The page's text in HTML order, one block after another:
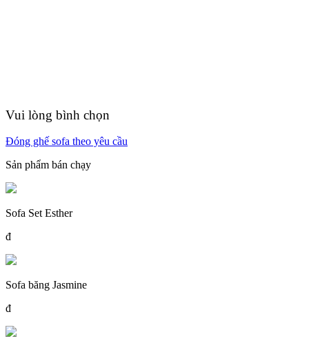
Vui lòng bình chọn
Đóng ghế sofa theo yêu cầu
Sản phẩm bán chạy
Sofa Set Esther
đ
Sofa băng Jasmine
đ